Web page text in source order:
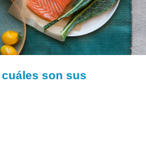
son sus